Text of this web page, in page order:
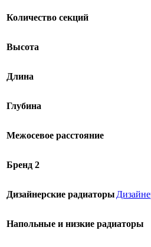
Количество секций
Высота
Длина
Глубина
Межосевое расстояние
Бренд 2
Дизайнерские радиаторы
Напольные и низкие радиаторы